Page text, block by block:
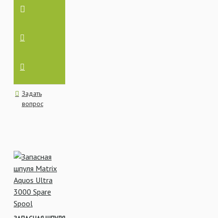
диаметре, тем
свободнее леска
сбрасывается при
Передаточное число
– эта важная
характеристика
катушки (например
5.5:1), которая
Задать
вопрос